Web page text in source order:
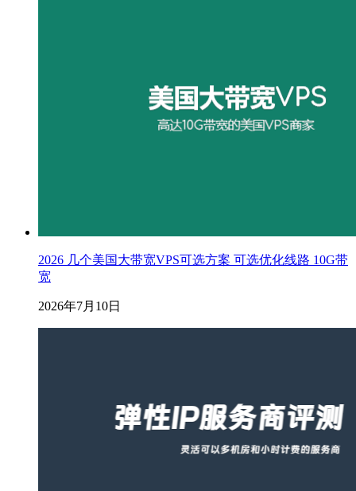
2026 几个美国大带宽VPS可选方案 可选优化线路 10G带
宽
2026年7月10日